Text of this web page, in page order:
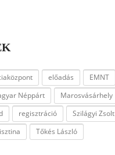
előadás
EMNT
Néppárt
Marosvásárhely
regisztráció
Szilágyi Zsolt
Tőkés László